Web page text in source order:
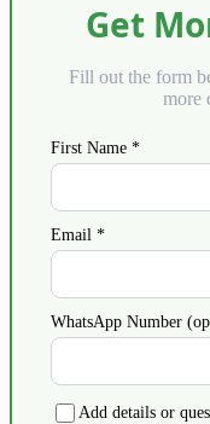
Get
Fill out the form
more
First Name *
Email *
WhatsApp Number
Add details or